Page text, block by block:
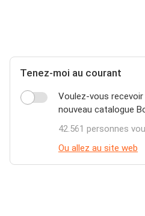
Tenez-moi au courant
Voulez-vous
nouveau catalogue
42.561 personnes
Ou allez au site web